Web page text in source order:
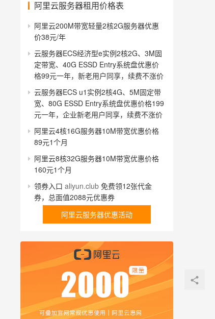
阿里云服务器租用价格表
阿里云200M带宽轻量2核2G服务器优惠
价38元/年
云服务器ECS经济型e实例2核2G、3M固
定带宽、40G ESSD Entry系统盘优惠价
格99元一年，新老用户同享，续费不涨价
云服务器ECS u1实例2核4G、5M固定带
宽、80G ESSD Entry系统盘优惠价格199
元一年，企业新老用户同享，续费不涨价
阿里云4核16G服务器10M带宽优惠价格
89元1个月
阿里云8核32G服务器10M带宽优惠价格
160元1个月
领券入口 aliyun.club 免费领12张代金
券，总面值2088元优惠券
阿里云服务器优惠活动